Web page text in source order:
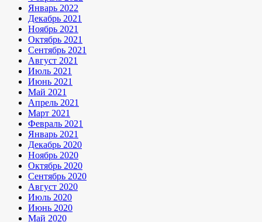
Январь 2022
Декабрь 2021
Ноябрь 2021
Октябрь 2021
Сентябрь 2021
Август 2021
Июль 2021
Июнь 2021
Май 2021
Апрель 2021
Март 2021
Февраль 2021
Январь 2021
Декабрь 2020
Ноябрь 2020
Октябрь 2020
Сентябрь 2020
Август 2020
Июль 2020
Июнь 2020
Май 2020